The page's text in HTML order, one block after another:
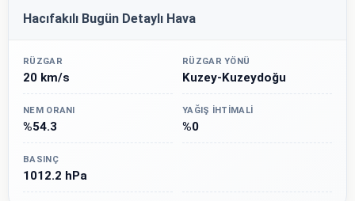
Hacıfakılı Bugün Detaylı Hava
RÜZGAR
20 km/s
RÜZGAR YÖNÜ
Kuzey-Kuzeydoğu
NEM ORANI
%54.3
YAĞIŞ İHTIMALI
%0
BASINÇ
1012.2 hPa